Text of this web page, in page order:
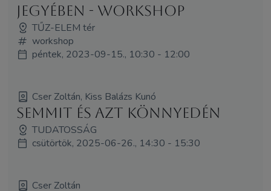
jegyében - WORKSHOP
TŰZ-ELEM tér
workshop
péntek, 2023-09-15., 10:30 - 12:00
Cser Zoltán, Kiss Balázs Kunó
Semmit és azt könnyedén
TUDATOSSÁG
csütörtök, 2025-06-26., 14:30 - 15:30
Cser Zoltán